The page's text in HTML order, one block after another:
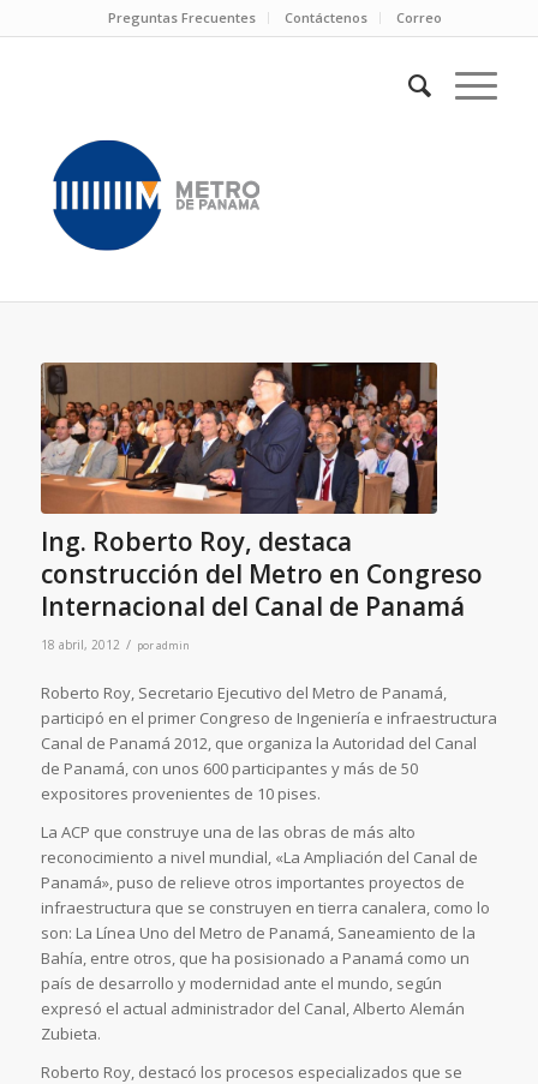
Preguntas Frecuentes Contáctenos Correo
Ing. Roberto Roy, destaca
construcción del Metro en Congreso
Internacional del Canal de Panamá
18 abril, 2012 / poradmin
Roberto Roy, Secretario Ejecutivo del Metro de Panamá,
participó en el primer Congreso de Ingeniería e infraestructura
Canal de Panamá 2012, que organiza la Autoridad del Canal
de Panamá, con unos 600 participantes y más de 50
expositores provenientes de 10 pises.
La ACP que construye una de las obras de más alto
reconocimiento a nivel mundial, «La Ampliación del Canal de
Panamá», puso de relieve otros importantes proyectos de
infraestructura que se construyen en tierra canalera, como lo
son: La Línea Uno del Metro de Panamá, Saneamiento de la
Bahía, entre otros, que ha posisionado a Panamá como un
país de desarrollo y modernidad ante el mundo, según
expresó el actual administrador del Canal, Alberto Alemán
Zubieta.
Roberto Roy, destacó los procesos especializados que se